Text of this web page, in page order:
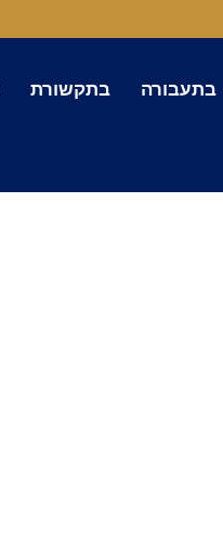
בתעבורה בתקשורת